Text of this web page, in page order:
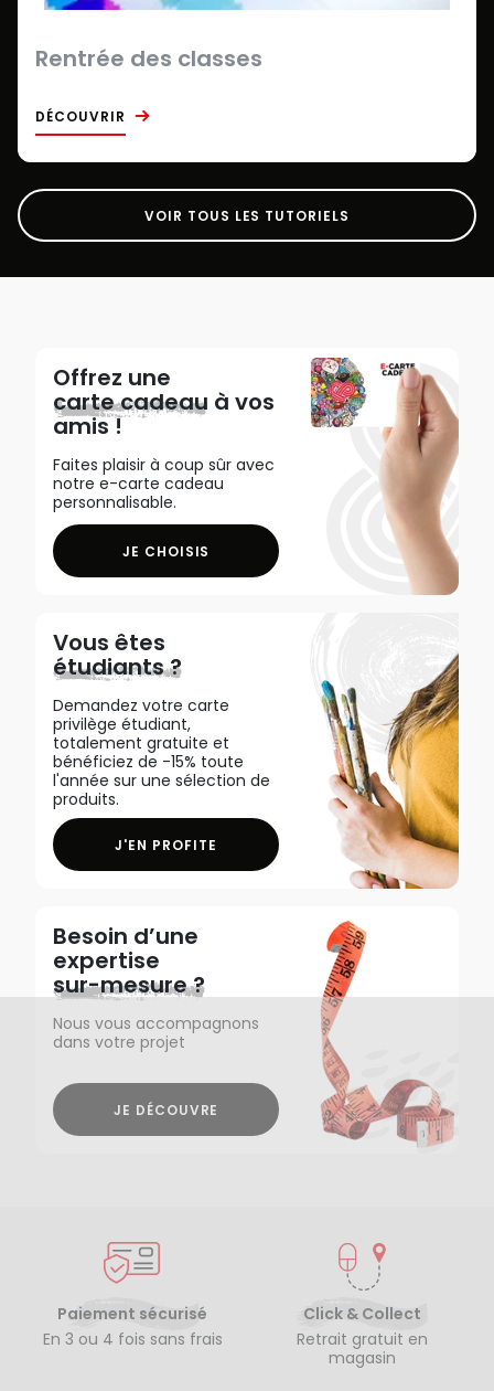
Rentrée des classes
DÉCOUVRIR
VOIR TOUS LES TUTORIELS
Offrez une
carte cadeau à vos
amis !
Faites plaisir à coup sûr avec
notre e-carte cadeau
personnalisable.
JE CHOISIS
Vous êtes
étudiants ?
Demandez votre carte
privilège étudiant,
totalement gratuite et
bénéficiez de -15% toute
l'année sur une sélection de
produits.
J'EN PROFITE
Besoin d’une
expertise
sur-mesure ?
Nous vous accompagnons
dans votre projet
JE DÉCOUVRE
Paiement sécurisé
En 3 ou 4 fois sans frais
Click & Collect
Retrait gratuit en
magasin